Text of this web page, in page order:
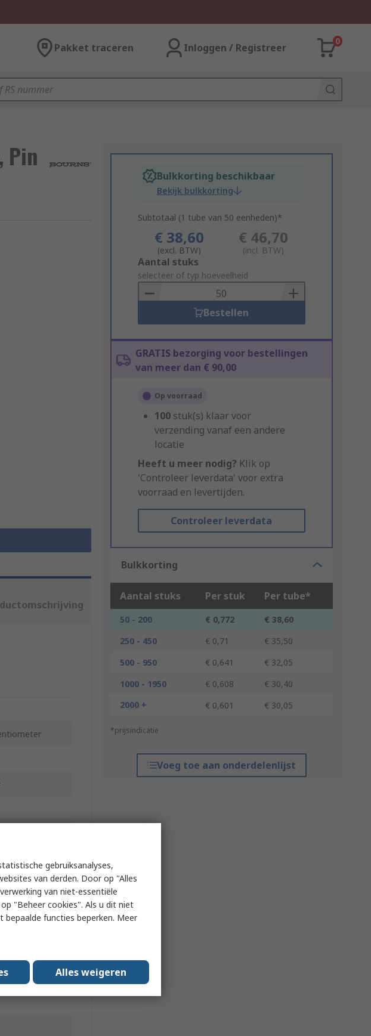
Pakket traceren Inloggen / Registreer
0
Pin
Bulkkorting beschikbaar
Bekijk bulkkorting
Subtotaal (1 tube van 50 eenheden)*
€ 38,60
(excl. BTW)
€ 46,70
(incl. BTW)
Add
to
Basket
Aantal stuks
selecteer of typ hoeveelheid
Bestellen
GRATIS bezorging voor bestellingen
van meer dan € 90,00
Op voorraad
100 stuk(s) klaar voor
verzending vanaf een andere
locatie
Heeft u meer nodig? Klik op
'Controleer leverdata' voor extra
voorraad en levertijden.
Controleer leverdata
Bulkkorting
Aantal stuks Per stuk Per tube*
50 - 200 € 0,772
€ 38,60
250 - 450
€ 0,71
€ 35,50
500 - 950
€ 0,641
€ 32,05
1000 - 1950
€ 0,608
€ 30,40
2000 +
€ 0,601 € 30,05
*prijsindicatie
Voeg toe aan onderdelenlijst
gebruiksanalyses,
van derden. Door op "Alles
van niet-essentiële
"Beheer cookies". Als u dit niet
functies beperken. Meer
Alles weigeren